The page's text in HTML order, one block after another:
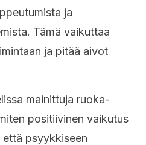
ja
Tämä vaikuttaa
ja pitää aivot
mainittuja ruoka-
positiivinen vaikutus
psyykkiseen